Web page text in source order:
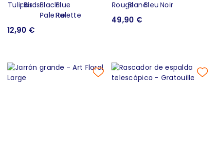
12,90 €
49,90 €